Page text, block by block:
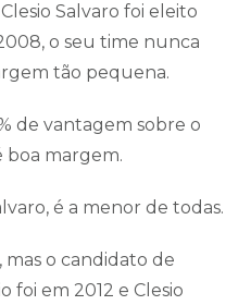
Salvaro foi eleito
o seu time nunca
tão pequena.
de vantagem sobre o
boa margem.
é a menor de todas.
o candidato de
foi em 2012 e Clesio